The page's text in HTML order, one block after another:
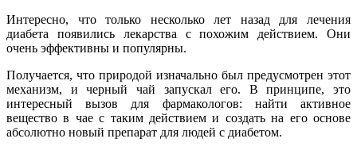
Интересно, что только несколько лет назад для лечения
диабета появились лекарства с похожим действием. Они
очень эффективны и популярны.
Получается, что природой изначально был предусмотрен этот
механизм, и черный чай запускал его. В принципе, это
интересный вызов для фармакологов: найти активное
вещество в чае с таким действием и создать на его основе
абсолютно новый препарат для людей с диабетом.